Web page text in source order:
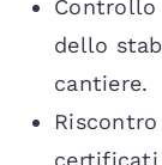
Controllo
dello
cantiere.